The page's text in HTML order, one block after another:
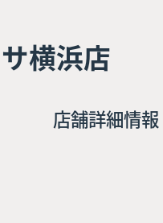
横浜店
店舗詳細情報